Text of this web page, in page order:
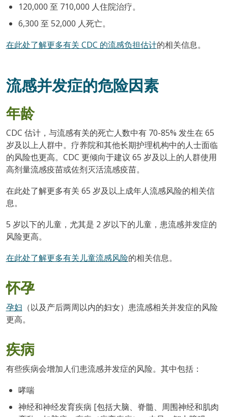
120,000 至 710,000 人住院治疗。
6,300 至 52,000 人死亡。
在此处了解更多有关 CDC 的流感负担估计的相关信息。
流感并发症的危险因素
年龄
CDC 估计，与流感有关的死亡人数中有 70-85% 发生在 65
岁及以上人群中。疗养院和其他长期护理机构中的人士面临
的风险也更高。CDC 更倾向于建议 65 岁及以上的人群使用
高剂量流感疫苗或佐剂灭活流感疫苗。
在此处了解更多有关 65 岁及以上成年人流感风险的相关信
息。
5 岁以下的儿童，尤其是 2 岁以下的儿童，患流感并发症的
风险更高。
在此处了解更多有关儿童流感风险的相关信息。
怀孕
孕妇 （以及产后两周以内的妇女）患流感相关并发症的风险
更高。
疾病
有些疾病会增加人们患流感并发症的风险。其中包括：
哮喘
神经和神经发育疾病 [包括大脑、脊髓、周围神经和肌肉